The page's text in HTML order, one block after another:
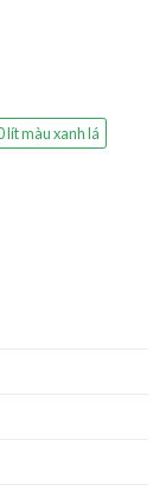
lít màu xanh lá